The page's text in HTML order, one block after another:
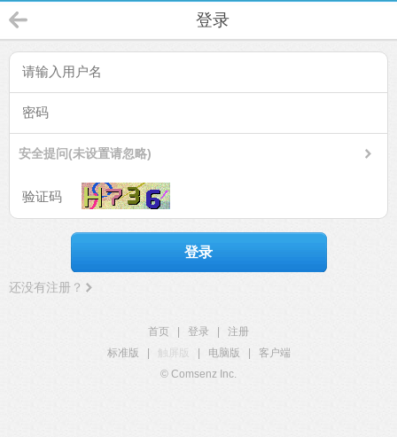
登录
安全提问(未设置请忽略)
登录
还没有注册？
首页 登录
注册
标准版
触屏版 电脑版
客户端
© Comsenz Inc.